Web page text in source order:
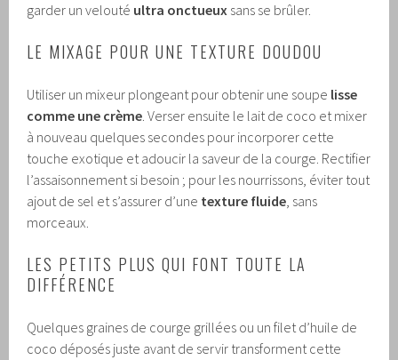
garder un velouté ultra onctueux sans se brûler.
LE MIXAGE POUR UNE TEXTURE DOUDOU
Utiliser un mixeur plongeant pour obtenir une soupe lisse
comme une crème. Verser ensuite le lait de coco et mixer
à nouveau quelques secondes pour incorporer cette
touche exotique et adoucir la saveur de la courge. Rectifier
l’assaisonnement si besoin ; pour les nourrissons, éviter tout
ajout de sel et s’assurer d’une texture fluide, sans
morceaux.
LES PETITS PLUS QUI FONT TOUTE LA
DIFFÉRENCE
Quelques graines de courge grillées ou un filet d’huile de
coco déposés juste avant de servir transforment cette